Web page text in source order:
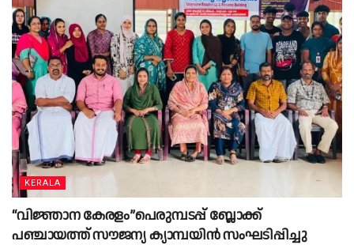
KERALA
“വിജ്ഞാന കേരളം”പെരുമ്പടപ്പ് ബ്ലോക്ക്
പഞ്ചായത്ത് സൗജന്യ ക്യാമ്പയിൻ സംഘടിപ്പിച്ചു